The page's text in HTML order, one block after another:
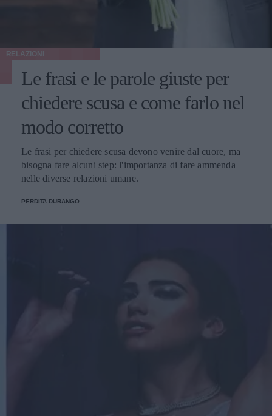
RELAZIONI
Le frasi e le parole giuste per
chiedere scusa e come farlo nel
modo corretto
Le frasi per chiedere scusa devono venire dal cuore, ma
bisogna fare alcuni step: l'importanza di fare ammenda
nelle diverse relazioni umane.
PERDITA DURANGO